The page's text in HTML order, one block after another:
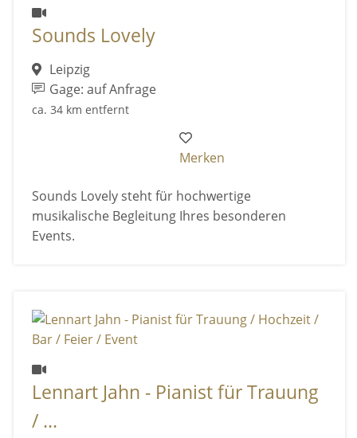
Sounds Lovely
Leipzig
Gage: auf Anfrage
ca. 34 km entfernt
Merken
Sounds Lovely steht für hochwertige
musikalische Begleitung Ihres besonderen
Events.
Lennart Jahn - Pianist für Trauung
/ ...